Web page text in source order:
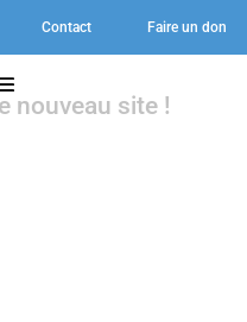
Contact Faire un don
nouveau site !